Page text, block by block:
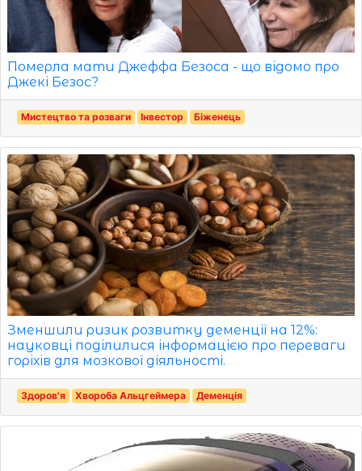
Померла мати Джеффа Безоса - що відомо про
Джекі Безос?
Мистецтво та розваги Інвестор Біженець
Зменшили ризик розвитку деменції на 12%:
науковці поділилися інформацією про переваги
горіхів для мозкової діяльності.
Здоров'я Хвороба Альцгеймера Деменція